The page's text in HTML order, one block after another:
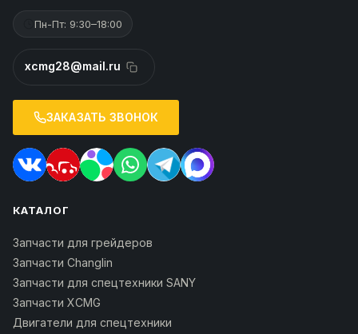
Пн-Пт: 9:30–18:00
xcmg28@mail.ru
ЗАКАЗАТЬ ЗВОНОК
КАТАЛОГ
Запчасти для грейдеров
Запчасти Changlin
Запчасти для спецтехники SANY
Запчасти XCMG
Двигатели для спецтехники